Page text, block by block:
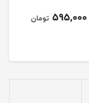
595,000 تومان